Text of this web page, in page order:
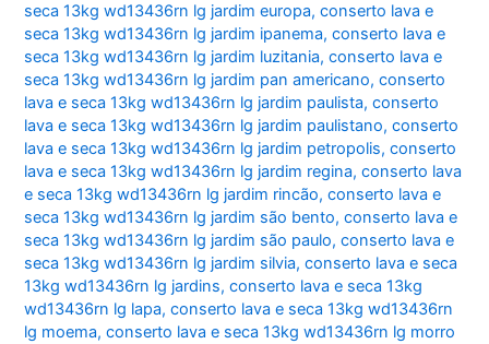
seca 13kg wd13436rn lg jardim europa,conserto lava e
seca 13kg wd13436rn lg jardim ipanema,conserto lava e
seca 13kg wd13436rn lg jardim luzitania,conserto lava e
seca 13kg wd13436rn lg jardim pan americano,conserto
lava e seca 13kg wd13436rn lg jardim paulista,conserto
lava e seca 13kg wd13436rn lg jardim paulistano,conserto
lava e seca 13kg wd13436rn lg jardim petropolis,conserto
lava e seca 13kg wd13436rn lg jardim regina,conserto lava
e seca 13kg wd13436rn lg jardim rincão,conserto lava e
seca 13kg wd13436rn lg jardim são bento,conserto lava e
seca 13kg wd13436rn lg jardim são paulo,conserto lava e
seca 13kg wd13436rn lg jardim silvia,conserto lava e seca
13kg wd13436rn lg jardins,conserto lava e seca 13kg
wd13436rn lg lapa,conserto lava e seca 13kg wd13436rn
lg moema,conserto lava e seca 13kg wd13436rn lg morro